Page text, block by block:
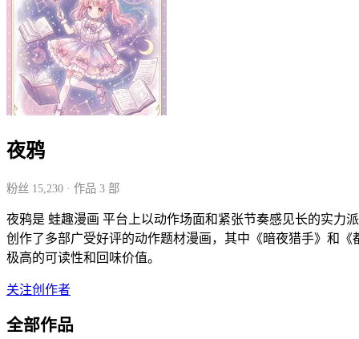
夜鸦
粉丝 15,230 · 作品 3 部
夜鸦是 蛙趣漫画 平台上以动作场面和紧张节奏感见长的实力
创作了多部广受好评的动作题材漫画，其中《暗夜猎手》和
极高的可读性和回味价值。
关注创作者
全部作品